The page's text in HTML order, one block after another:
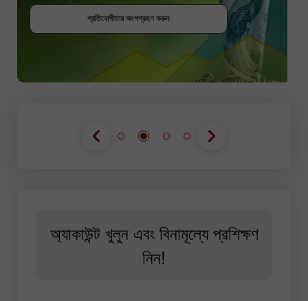
প্রতিযোগীতায় অংশগ্রহণ করুন
প্রতিযোগীতায় অংশগ্রহণ করুন
প্রতিযোগীতায় অংশগ্রহণ করুন
অ্যাকাউন্ট খুলুন এবং বিনামূল্যে প্রশিক্ষণ
নিন!